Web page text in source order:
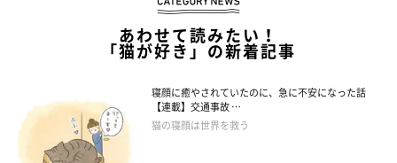
あわせて読みたい！
「猫が好き」の新着記事
寝顔に癒やされていたのに、急に不安になった話
【連載】交通事故 …
猫の寝顔は世界を救う